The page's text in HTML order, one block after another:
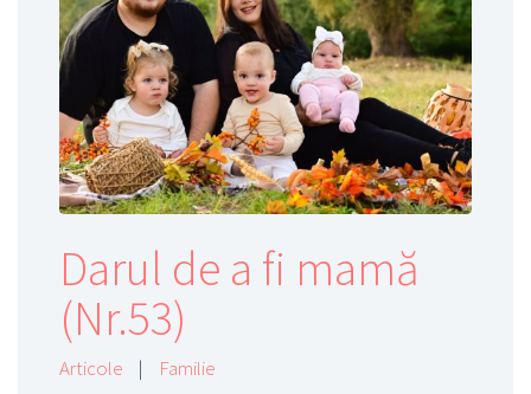
Darul de a fi mamă
(Nr.53)
Articole | Familie